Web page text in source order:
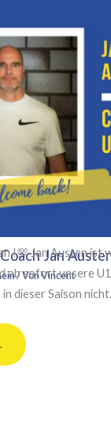
Jan
/ VonVincent
!💯 Jan Austen ist
ab sofort unsere
dieser Saison